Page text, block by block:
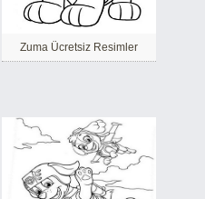
Zuma Ücretsiz Resimler